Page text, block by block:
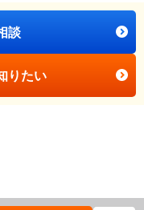
談
りたい